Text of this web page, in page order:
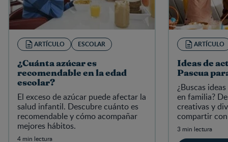
ARTÍCULO ESCOLAR
¿Cuánta azúcar es
recomendable en la edad
escolar?
El exceso de azúcar puede afectar la
salud infantil. Descubre cuánto es
recomendable y cómo acompañar
mejores hábitos.
4 min lectura
ARTÍCULO
Ideas de
Pascua
¿Buscas
en familia?
creativas y
compartir
3 min lectura